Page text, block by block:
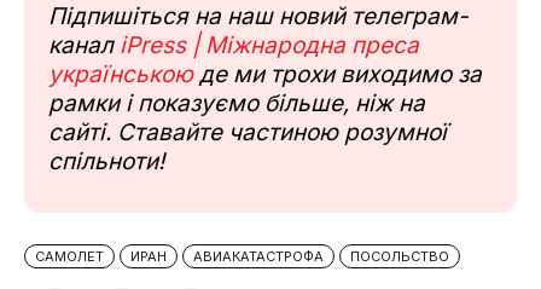
Підпишіться на наш новий телеграм-
канал iPress | Міжнародна преса
українськоюде ми трохи виходимо за
рамки і показуємо більше, ніж на
сайті. Ставайте частиною розумної
спільноти!
САМОЛЕТ ИРАН АВИАКАТАСТРОФА ПОСОЛЬСТВО